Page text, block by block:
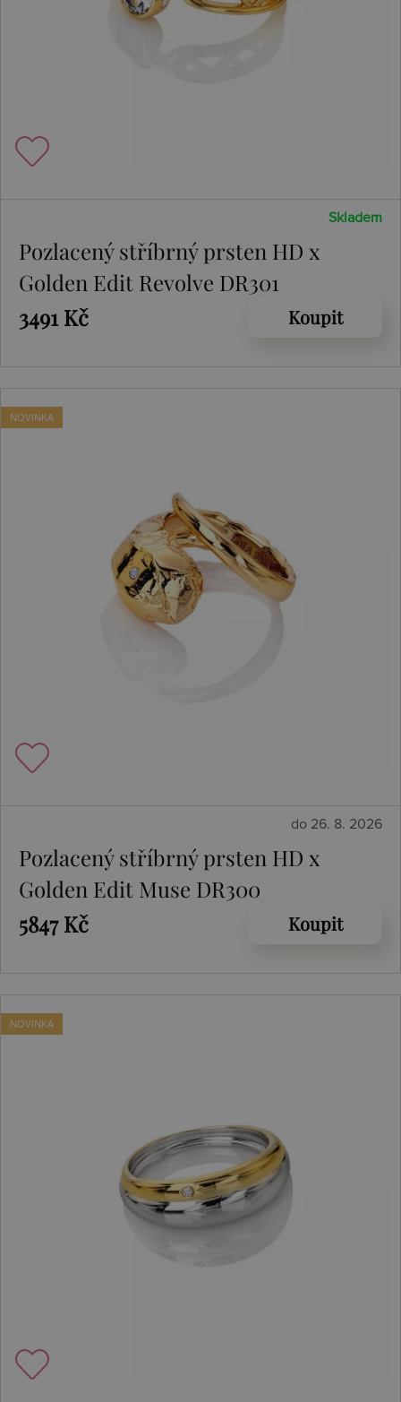
Skladem
Pozlacený stříbrný prsten HD x
Golden Edit Revolve DR301
3491 Kč
Koupit
NOVINKA
do 26. 8. 2026
Pozlacený stříbrný prsten HD x
Golden Edit Muse DR300
5847 Kč
Koupit
NOVINKA